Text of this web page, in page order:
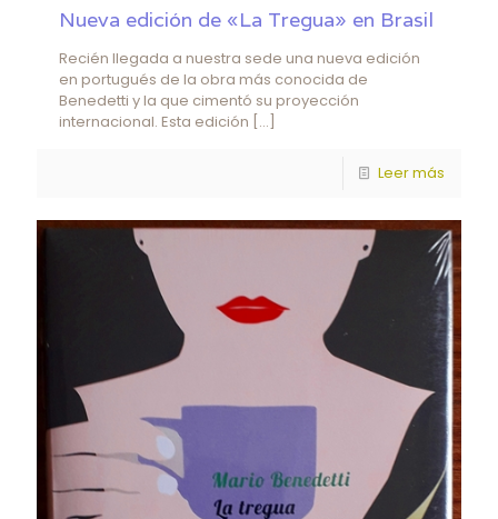
Nueva edición de «La Tregua» en Brasil
Recién llegada a nuestra sede una nueva edición
en portugués de la obra más conocida de
Benedetti y la que cimentó su proyección
internacional. Esta edición […]
Leer más